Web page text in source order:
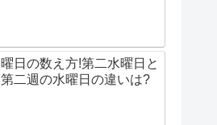
曜日の数え方!第二水曜日と
第二週の水曜日の違いは?